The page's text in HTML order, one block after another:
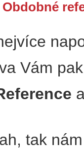
Obdobné
Vám
tak